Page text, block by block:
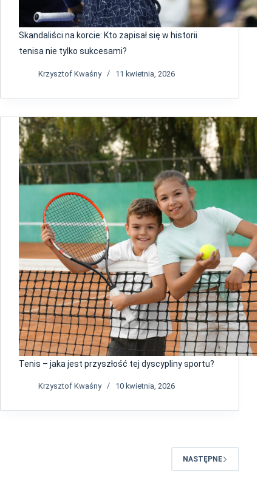
Skandaliści na korcie: Kto zapisał się w historii
tenisa nie tylko sukcesami?
Krzysztof Kwaśny 11 kwietnia, 2026
Tenis – jaka jest przyszłość tej dyscypliny sportu?
Krzysztof Kwaśny 10 kwietnia, 2026
NASTĘPNE